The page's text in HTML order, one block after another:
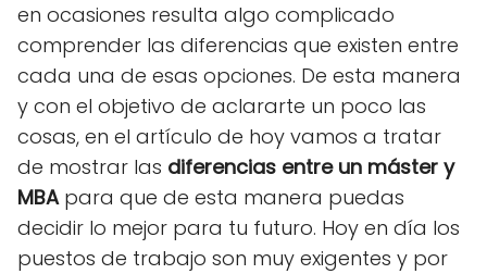
en ocasiones resulta algo complicado
comprender las diferencias que existen entre
cada una de esas opciones. De esta manera
y con el objetivo de aclararte un poco las
cosas, en el artículo de hoy vamos a tratar
de mostrar las diferencias entre un máster y
MBApara que de esta manera puedas
decidir lo mejor para tu futuro. Hoy en día los
puestos de trabajo son muy exigentes y por